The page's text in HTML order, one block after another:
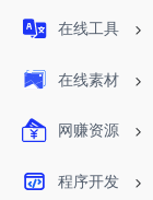
在线工具
在线素材
网赚资源
程序开发